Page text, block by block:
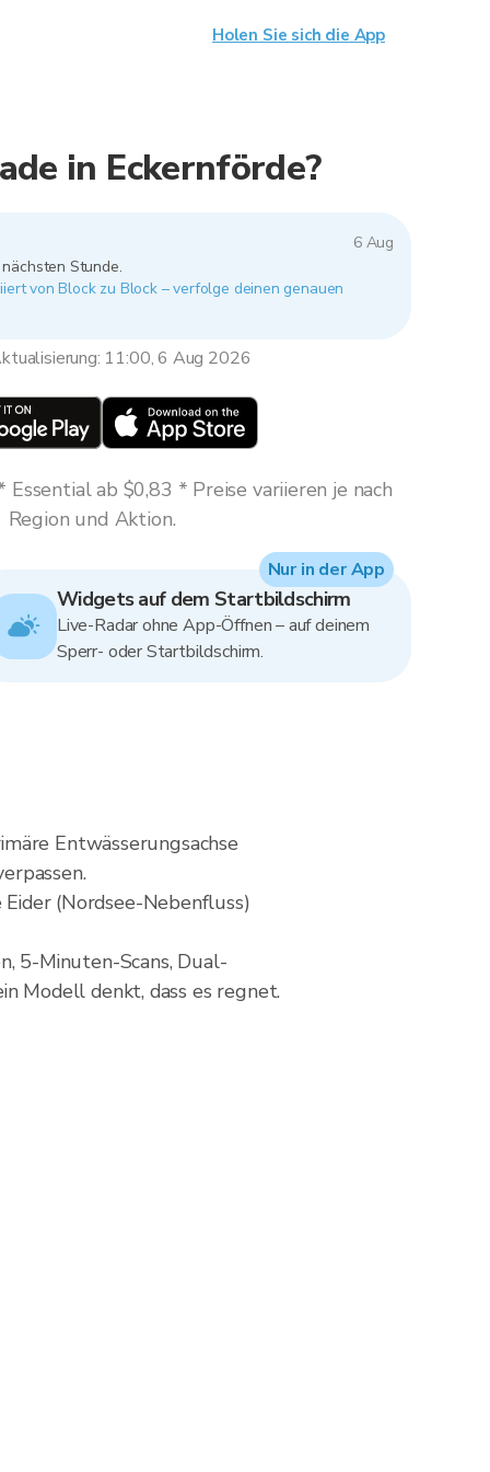
in Eckernförde?
6 Aug
Stunde.
von Block zu Block – verfolge deinen genauen
11:00, 6 Aug 2026
ab $0,83 * Preise variieren je nach
Region und Aktion.
Widgets auf dem Startbildschirm
Live-Radar ohne App-Öffnen – auf deinem
Sperr- oder Startbildschirm.
Nur in der App
Entwässerungsachse
(Nordsee-Nebenfluss)
5-Minuten-Scans, Dual-
Modell denkt, dass es regnet.
Holen Sie sich die App